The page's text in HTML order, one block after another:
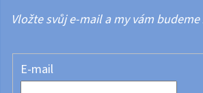
Vložte svůj e-mail a my vám
E-mail